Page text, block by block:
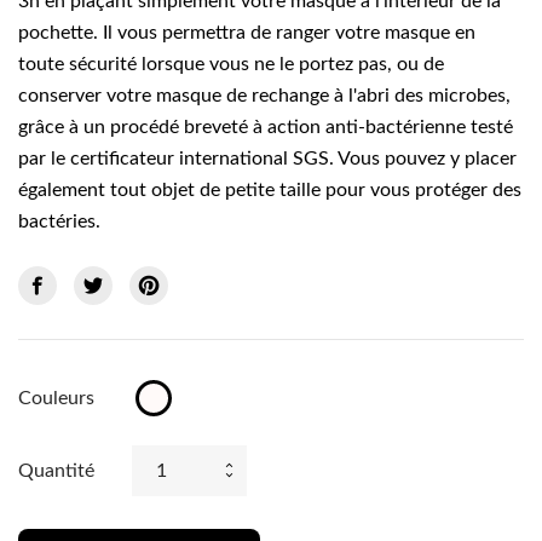
pochette. Il vous permettra de ranger votre masque en
toute sécurité lorsque vous ne le portez pas, ou de
conserver votre masque de rechange à l'abri des microbes,
grâce à un procédé breveté à action anti-bactérienne testé
par le certificateur international SGS. Vous pouvez y placer
également tout objet de petite taille pour vous protéger des
bactéries.
Couleurs Transparent
Quantité